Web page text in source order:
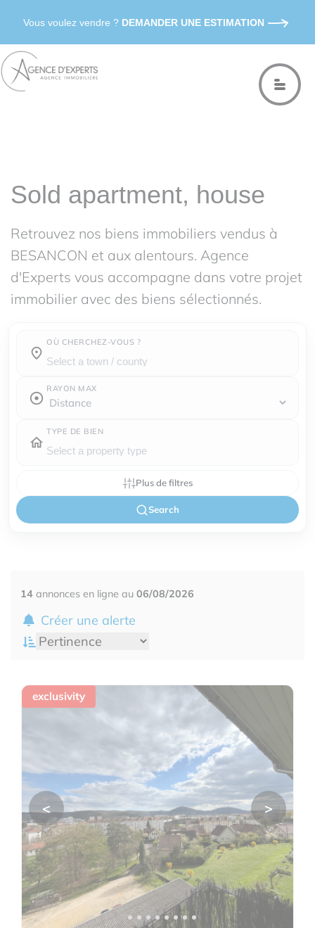
Vous voulez vendre ? DEMANDER UNE ESTIMATION
Sold apartment, house
Retrouvez nos biens immobiliers vendus à
BESANCON et aux alentours. Agence
d'Experts vous accompagne dans votre projet
immobilier avec des biens sélectionnés.
OÙ CHERCHEZ-VOUS ?
Town / county :
RAYON MAX
TYPE DE BIEN
Plus de filtres
Search
14annonces en ligne au 06/08/2026
Créer une alerte
exclusivity
< >